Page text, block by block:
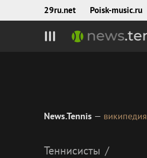
29ru.net Poisk‑music.ru
News.Tennis — википедия
Теннисисты /